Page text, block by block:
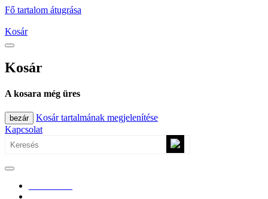
Fő tartalom átugrása
Kosár
Kosár
A kosara még üres
bezár
Kosár tartalmának megjelenítése
Kapcsolat